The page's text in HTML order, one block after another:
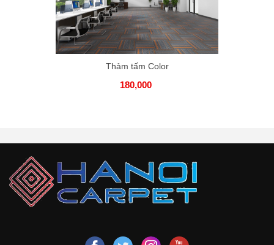
Thảm tấm Color
180,000